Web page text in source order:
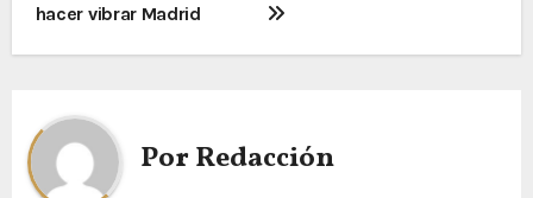
hacer vibrar Madrid
PorRedacción